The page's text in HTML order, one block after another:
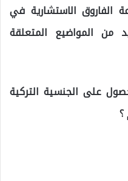
الفاروق الاستشارية في
من المواضيع المتعلقة
على الجنسية التركية
؟